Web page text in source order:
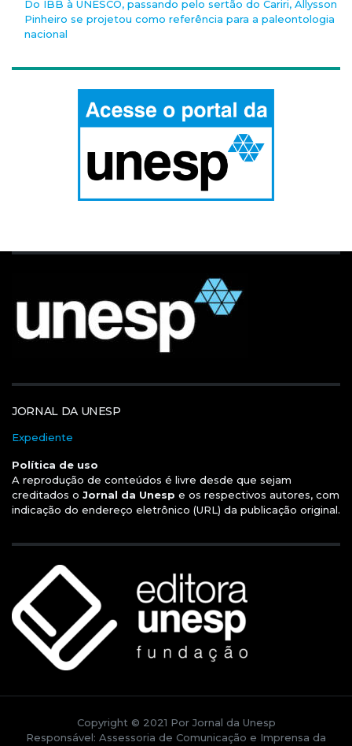
Do IBB à UNESCO, passando pelo sertão do Cariri, Allysson
Pinheiro se projetou como referência para a paleontologia
nacional
JORNAL DA UNESP
Expediente
Política de uso
A reprodução de conteúdos é livre desde que sejam
creditados o Jornal da Unesp e os respectivos autores, com
indicação do endereço eletrônico (URL) da publicação original.
Copyright © 2021 Por Jornal da Unesp
Responsável: Assessoria de Comunicação e Imprensa da